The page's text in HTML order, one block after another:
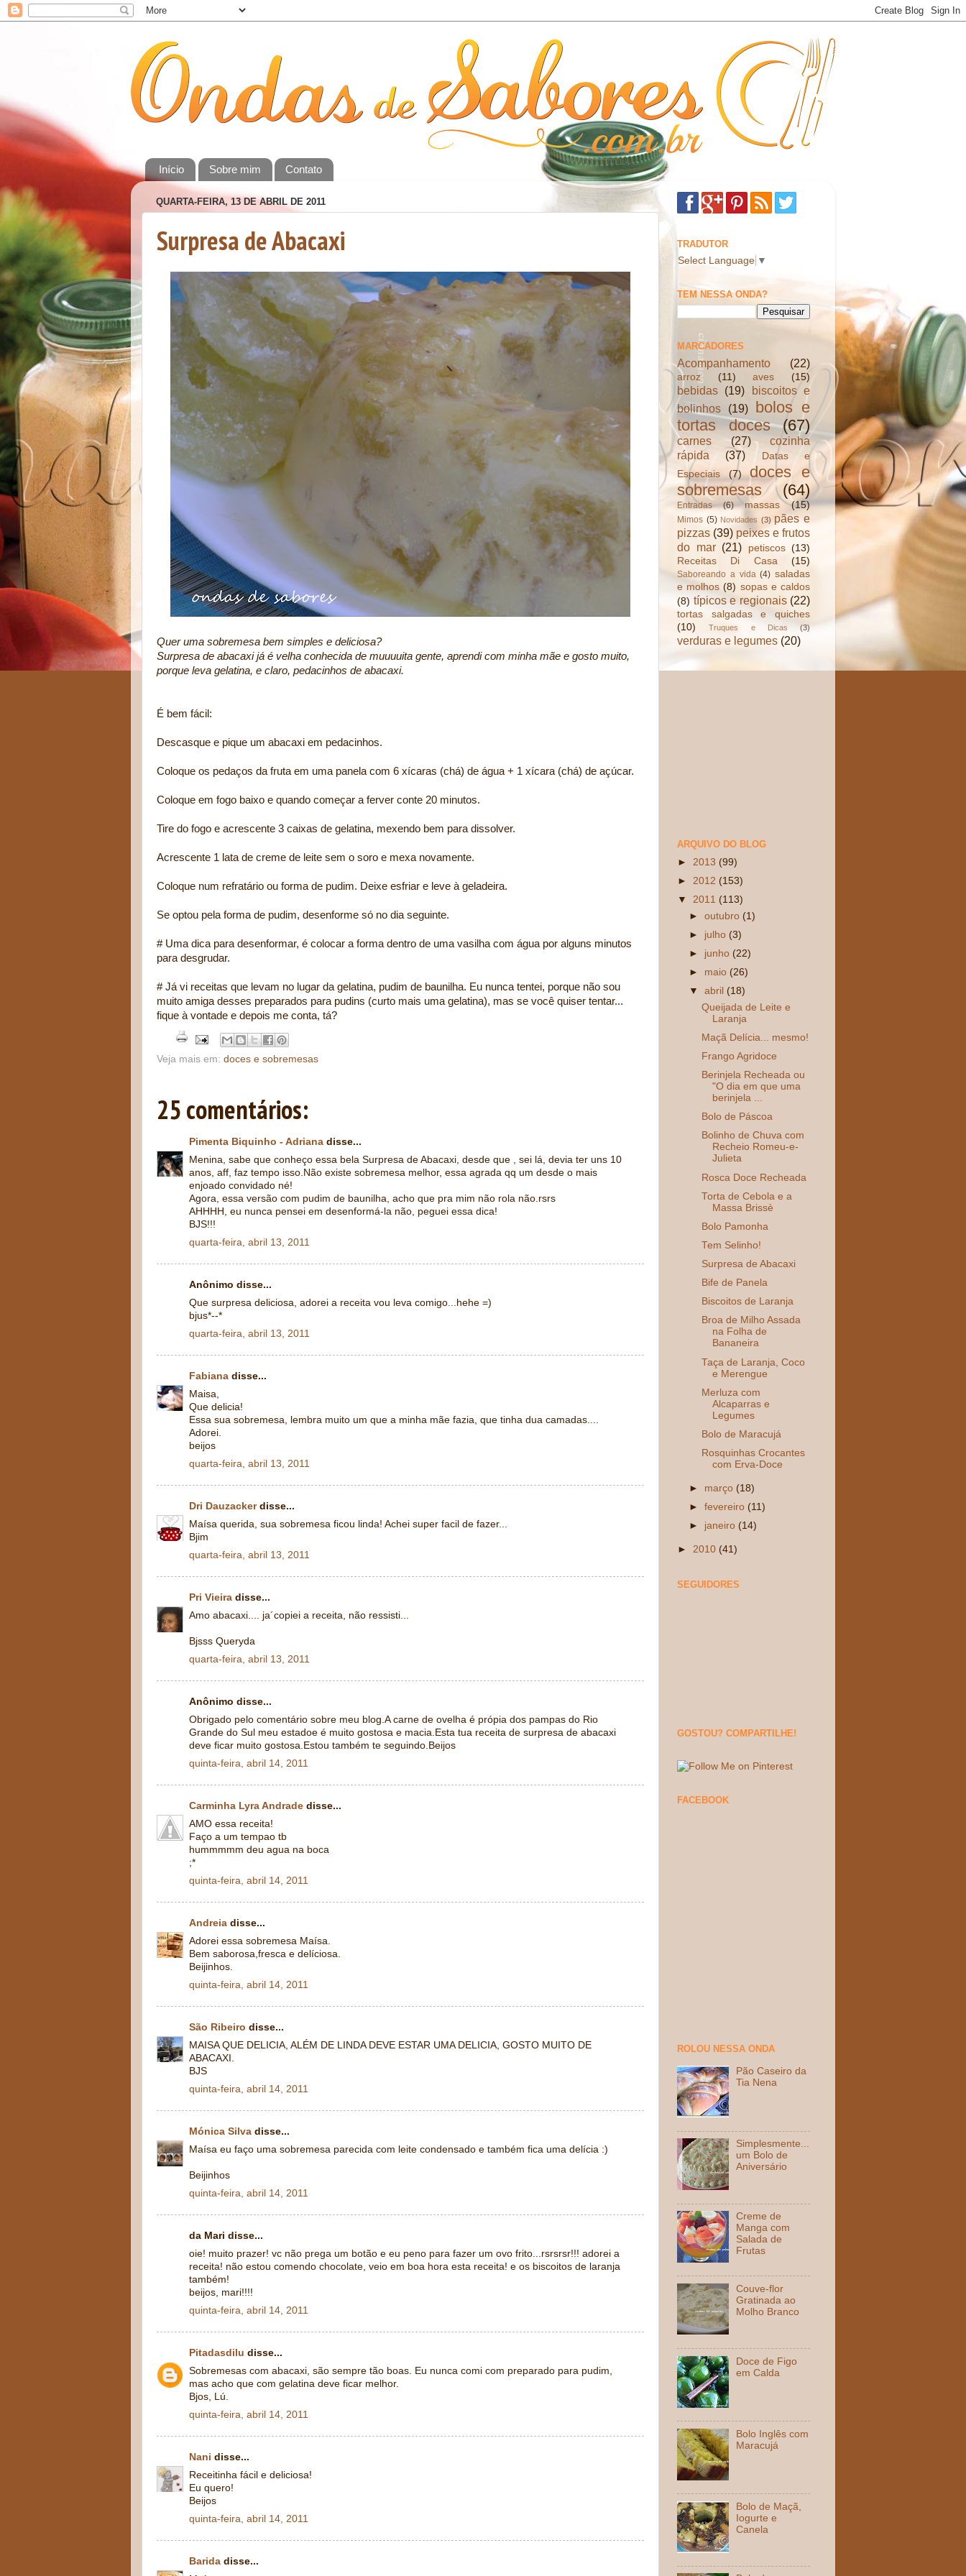
Início Sobre mim Contato
QUARTA-FEIRA, 13 DE ABRIL DE 2011
Surpresa de Abacaxi
Quer uma sobremesa bem simples e deliciosa?
Surpresa de abacaxi já é velha conhecida de muuuuita gente, aprendi com minha mãe e gosto muito,
porque leva gelatina, e claro, pedacinhos de abacaxi.
É bem fácil:
Descasque e pique um abacaxi em pedacinhos.
Coloque os pedaços da fruta em uma panela com 6 xícaras (chá) de água + 1 xícara (chá) de açúcar.
Coloque em fogo baixo e quando começar a ferver conte 20 minutos.
Tire do fogo e acrescente 3 caixas de gelatina, mexendo bem para dissolver.
Acrescente 1 lata de creme de leite sem o soro e mexa novamente.
Coloque num refratário ou forma de pudim. Deixe esfriar e leve à geladeira.
Se optou pela forma de pudim, desenforme só no dia seguinte.
# Uma dica para desenformar, é colocar a forma dentro de uma vasilha com água por alguns minutos
para desgrudar.
# Já vi receitas que levam no lugar da gelatina, pudim de baunilha. Eu nunca tentei, porque não sou
muito amiga desses preparados para pudins (curto mais uma gelatina), mas se você quiser tentar...
fique à vontade e depois me conta, tá?
Veja mais em: doces e sobremesas
25 comentários:
Pimenta Biquinho - Adriana disse...
Menina, sabe que conheço essa bela Surpresa de Abacaxi, desde que , sei lá, devia ter uns 10
anos, aff, faz tempo isso.Não existe sobremesa melhor, essa agrada qq um desde o mais
enjoado convidado né!
Agora, essa versão com pudim de baunilha, acho que pra mim não rola não.rsrs
AHHHH, eu nunca pensei em desenformá-la não, peguei essa dica!
BJS!!!
quarta-feira, abril 13, 2011
Anônimo disse...
Que surpresa deliciosa, adorei a receita vou leva comigo...hehe =)
bjus*--*
quarta-feira, abril 13, 2011
Fabiana disse...
Maisa,
Que delicia!
Essa sua sobremesa, lembra muito um que a minha mãe fazia, que tinha dua camadas....
Adorei.
beijos
quarta-feira, abril 13, 2011
Dri Dauzackerdisse...
Maísa querida, sua sobremesa ficou linda! Achei super facil de fazer...
Bjim
quarta-feira, abril 13, 2011
Pri Vieira disse...
Amo abacaxi.... ja´copiei a receita, não ressisti...
Bjsss Queryda
quarta-feira, abril 13, 2011
Anônimo disse...
Obrigado pelo comentário sobre meu blog.A carne de ovelha é própia dos pampas do Rio
Grande do Sul meu estadoe é muito gostosa e macia.Esta tua receita de surpresa de abacaxi
deve ficar muito gostosa.Estou também te seguindo.Beijos
quinta-feira, abril 14, 2011
Carminha Lyra Andrade disse...
AMO essa receita!
Faço a um tempao tb
hummmmm deu agua na boca
;*
quinta-feira, abril 14, 2011
Andreia disse...
Adorei essa sobremesa Maísa.
Bem saborosa,fresca e delíciosa.
Beijinhos.
quinta-feira, abril 14, 2011
São Ribeiro disse...
MAISA QUE DELICIA, ALÉM DE LINDA DEVE ESTAR UMA DELICIA, GOSTO MUITO DE
ABACAXI.
BJS
quinta-feira, abril 14, 2011
Mónica Silva disse...
Maísa eu faço uma sobremesa parecida com leite condensado e também fica uma delícia :)
Beijinhos
quinta-feira, abril 14, 2011
da Mari disse...
oie! muito prazer! vc não prega um botão e eu peno para fazer um ovo frito...rsrsrsr!!! adorei a
receita! não estou comendo chocolate, veio em boa hora esta receita! e os biscoitos de laranja
também!
beijos, mari!!!!
quinta-feira, abril 14, 2011
Pitadasdilu disse...
Sobremesas com abacaxi, são sempre tão boas. Eu nunca comi com preparado para pudim,
mas acho que com gelatina deve ficar melhor.
Bjos, Lú.
quinta-feira, abril 14, 2011
Nani disse...
Receitinha fácil e deliciosa!
Eu quero!
Beijos
quinta-feira, abril 14, 2011
Barida disse...
TRADUTOR
Select Language ▼
TEM NESSA ONDA?
MARCADORES
Acompanhamento (22)
arroz (11) aves (15)
bebidas (19)
biscoitos e
bolinhos
(19)
bolos e
tortas doces
(67)
carnes (27)
cozinha
rápida
(37)
Datas e
Especiais
(7)
doces e
sobremesas
(64)
Entradas (6) massas (15)
Mimos (5) Novidades (3) pães e
pizzas (39) peixes e frutos
do mar (21) petiscos (13)
Receitas Di Casa
(15)
Saboreando a vida (4) saladas
e molhos (8) sopas e caldos
(8) típicos e regionais (22)
tortas salgadas e quiches
(10)
Truques e Dicas (3)
verduras e legumes (20)
ARQUIVO DO BLOG
► 2013 (99)
► 2012 (153)
▼ 2011 (113)
►outubro (1)
► julho (3)
► junho (22)
► maio (26)
▼abril (18)
Queijada de Leite e
Laranja
Maçã Delícia... mesmo!
Frango Agridoce
Berinjela Recheada ou
"O dia em que uma
berinjela ...
Bolo de Páscoa
Bolinho de Chuva com
Recheio Romeu-e-
Julieta
Rosca Doce Recheada
Torta de Cebola e a
Massa Brissè
Bolo Pamonha
Tem Selinho!
Surpresa de Abacaxi
Bife de Panela
Biscoitos de Laranja
Broa de Milho Assada
na Folha de
Bananeira
Taça de Laranja, Coco
e Merengue
Merluza com
Alcaparras e
Legumes
Bolo de Maracujá
Rosquinhas Crocantes
com Erva-Doce
► março (18)
►fevereiro (11)
► janeiro (14)
► 2010 (41)
SEGUIDORES
GOSTOU? COMPARTILHE!
FACEBOOK
ROLOU NESSA ONDA
Pão Caseiro da
Tia Nena
Simplesmente...
um Bolo de
Aniversário
Creme de
Manga com
Salada de
Frutas
Couve-flor
Gratinada ao
Molho Branco
Doce de Figo
em Calda
Bolo Inglês com
Maracujá
Bolo de Maçã,
Iogurte e
Canela